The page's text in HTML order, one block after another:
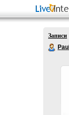
Записи